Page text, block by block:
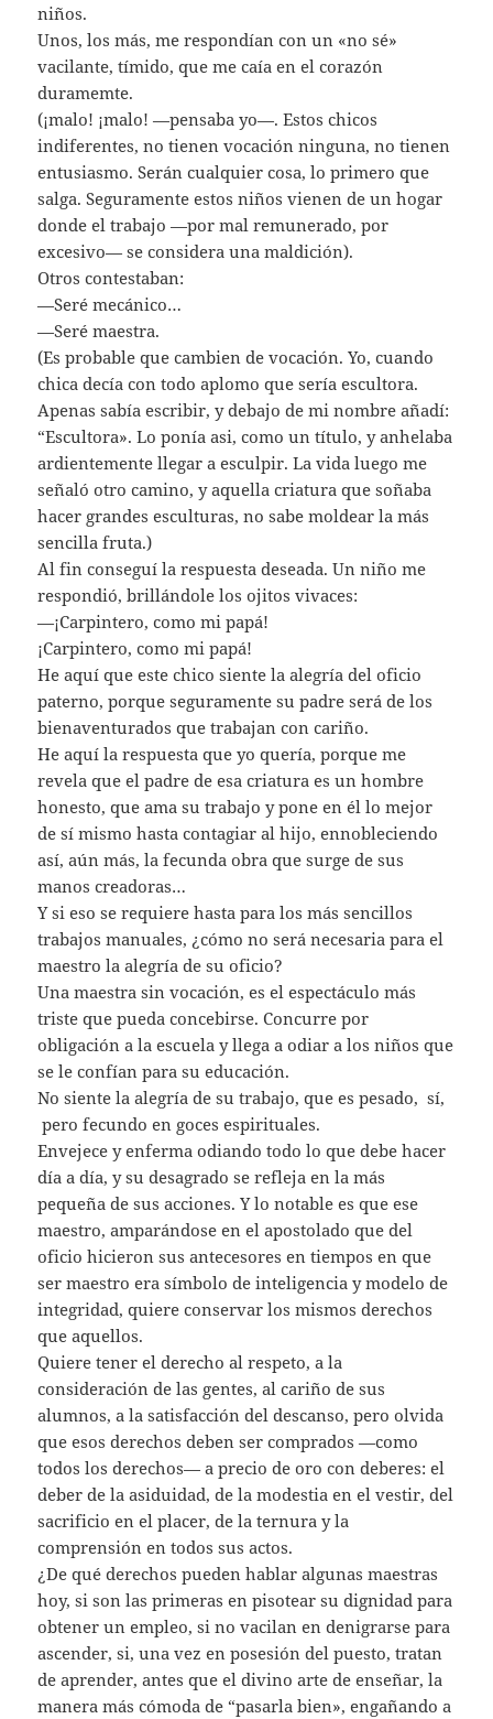
niños.
Unos, los más, me respondían con un «no sé»
vacilante, tímido, que me caía en el corazón
duramemte.
(¡malo! ¡malo! —pensaba yo—. Estos chicos
indiferentes, no tienen vocación ninguna, no tienen
entusiasmo. Serán cualquier cosa, lo primero que
salga. Seguramente estos niños vienen de un hogar
donde el trabajo —por mal remunerado, por
excesivo— se considera una maldición).
Otros contestaban:
—Seré mecánico…
—Seré maestra.
(Es probable que cambien de vocación. Yo, cuando
chica decía con todo aplomo que sería escultora.
Apenas sabía escribir, y debajo de mi nombre añadí:
“Escultora». Lo ponía asi, como un título, y anhelaba
ardientemente llegar a esculpir. La vida luego me
señaló otro camino, y aquella criatura que soñaba
hacer grandes esculturas, no sabe moldear la más
sencilla fruta.)
Al fin conseguí la respuesta deseada. Un niño me
respondió, brillándole los ojitos vivaces:
—¡Carpintero, como mi papá!
¡Carpintero, como mi papá!
He aquí que este chico siente la alegría del oficio
paterno, porque seguramente su padre será de los
bienaventurados que trabajan con cariño.
He aquí la respuesta que yo quería, porque me
revela que el padre de esa criatura es un hombre
honesto, que ama su trabajo y pone en él lo mejor
de sí mismo hasta contagiar al hijo, ennobleciendo
así, aún más, la fecunda obra que surge de sus
manos creadoras…
Y si eso se requiere hasta para los más sencillos
trabajos manuales, ¿cómo no será necesaria para el
maestro la alegría de su oficio?
Una maestra sin vocación, es el espectáculo más
triste que pueda concebirse. Concurre por
obligación a la escuela y llega a odiar a los niños que
se le confían para su educación.
No siente la alegría de su trabajo, que es pesado, sí,
pero fecundo en goces espirituales.
Envejece y enferma odiando todo lo que debe hacer
día a día, y su desagrado se refleja en la más
pequeña de sus acciones. Y lo notable es que ese
maestro, amparándose en el apostolado que del
oficio hicieron sus antecesores en tiempos en que
ser maestro era símbolo de inteligencia y modelo de
integridad, quiere conservar los mismos derechos
que aquellos.
Quiere tener el derecho al respeto, a la
consideración de las gentes, al cariño de sus
alumnos, a la satisfacción del descanso, pero olvida
que esos derechos deben ser comprados —como
todos los derechos— a precio de oro con deberes: el
deber de la asiduidad, de la modestia en el vestir, del
sacrificio en el placer, de la ternura y la
comprensión en todos sus actos.
¿De qué derechos pueden hablar algunas maestras
hoy, si son las primeras en pisotear su dignidad para
obtener un empleo, si no vacilan en denigrarse para
ascender, si, una vez en posesión del puesto, tratan
de aprender, antes que el divino arte de enseñar, la
manera más cómoda de “pasarla bien», engañando a